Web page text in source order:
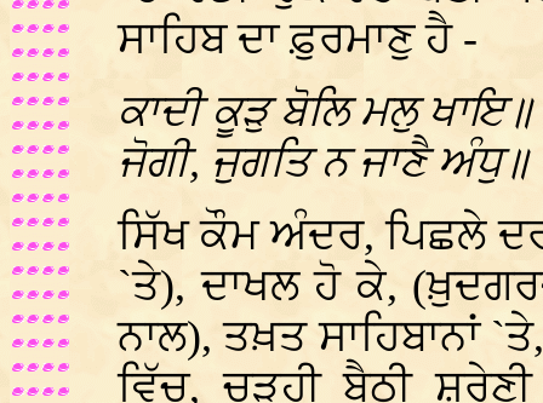
ਸਾਹਿਬ ਦਾ ਫ਼ੁਰਮਾਣੁ ਹੈ -
ਕਾਦੀ ਕੂੜੁ ਬੋਲਿ ਮਲੁ
ਜੋਗੀ, ਜੁਗਤਿ ਨ ਜਾਣੈ ਅੰਧੁ॥
ਸਿੱਖ ਕੌਮ ਅੰਦਰ, ਪਿਛਲੇ
`ਤੇ), ਦਾਖਲ ਹੋ ਕੇ,
ਨਾਲ), ਤਖ਼ਤ ਸਾਹਿਬਾਨਾਂ
ਵਿੱਚ, ਚੜ੍ਹੀ ਬੈਠੀ